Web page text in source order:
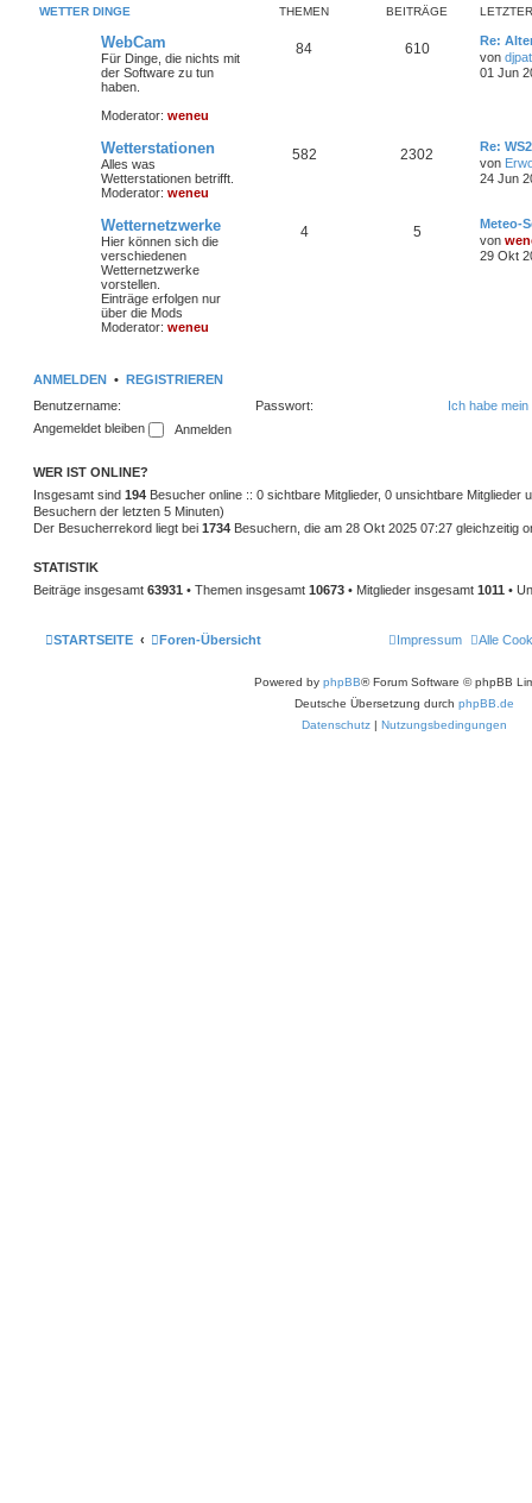
WETTER DINGE THEMEN BEITRÄGE
WebCam
Für Dinge, die nichts mit
der Software zu tun
haben.
Moderator: weneu
84 610
Re:
von
01 Jun
Wetterstationen
Alles was
Wetterstationen betrifft.
Moderator: weneu
582 2302
Re:
von
24 Jun
Wetternetzwerke
Hier können sich die
verschiedenen
Wetternetzwerke
vorstellen.
Einträge erfolgen nur
über die Mods
Moderator: weneu
4 5
Meteo-
von
29 Okt
ANMELDEN • REGISTRIEREN
Benutzername:
Passwort:
Ich habe
Angemeldet bleiben
WER IST ONLINE?
Insgesamt sind 194 Besucher online :: 0 sichtbare Mitglieder, 0 unsichtbare Mitglieder
Besuchern der letzten 5 Minuten)
Der Besucherrekord liegt bei 1734 Besuchern, die am 28 Okt 2025 07:27 gleichzeitig
STATISTIK
Beiträge insgesamt 63931 • Themen insgesamt 10673 • Mitglieder insgesamt 1011 •
STARTSEITE Foren-Übersicht Alle
Impressum
Powered by phpBB® Forum Software © phpBB
Deutsche Übersetzung durch phpBB.de
Datenschutz | Nutzungsbedingungen